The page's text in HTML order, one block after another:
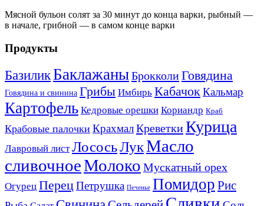
Мясной бульон солят за 30 минут до конца варки, рыбный —
в начале, грибной — в самом конце варки
Продукты
БазиликБаклажаныБрокколиГовядина
Говядина и свинина Грибы Имбирь КабачокКальмар
Картофель Кедровые орешки Кориандр Краб
Крабовые палочки КрахмалКреветкиКурица
Лавровый лист ЛососьЛукМасло
сливочноеМолоко Мускатный орех
Огурец ПерецПетрушка Печенье Помидор Рис